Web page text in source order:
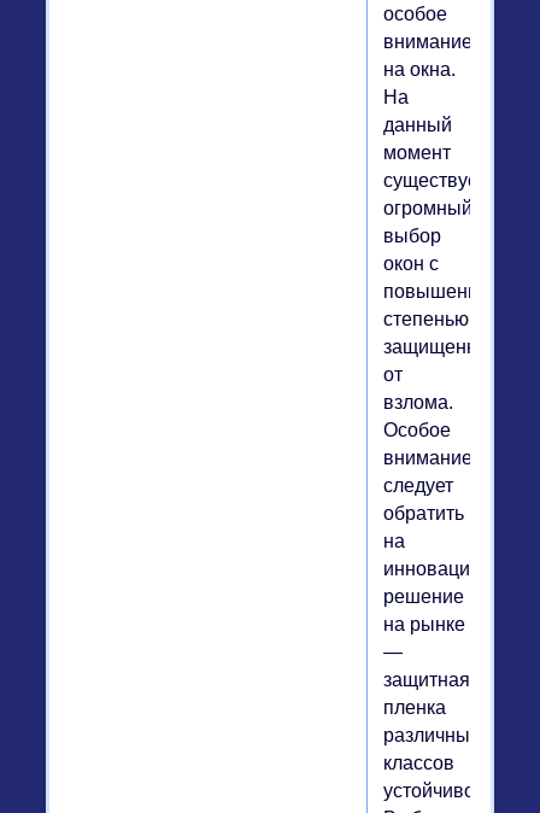
особое
внимание
на окна.
На
данный
момент
существует
огромный
выбор
окон с
повышенной
степенью
защищенности
от
взлома.
Особое
внимание
следует
обратить
на
инновационное
решение
на рынке
—
защитная
пленка
различных
классов
устойчивости.